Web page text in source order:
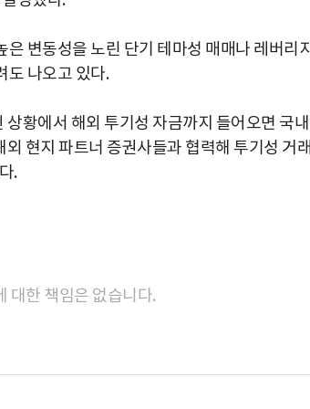
변동성을 노린 단기 테마성 매매나 레버리
도 나오고 있다.
황에서 해외 투기성 자금까지 들어오면 국내
현지 파트너 증권사들과 협력해 투기성 거
.
대한 책임은 없습니다.